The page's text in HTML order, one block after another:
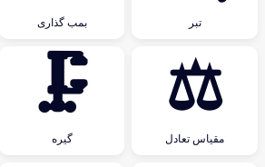
تبر بمب گذاری
⚖
مقیاس تعادل
🗜
گیره